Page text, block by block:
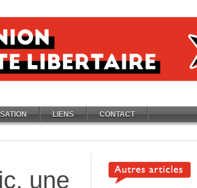
LIENS CONTACT
une